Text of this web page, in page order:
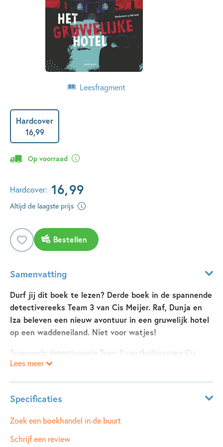
Leesfragment
Hardcover
16,99
Op voorraad
Hardcover: 16,99
Altijd de laagste prijs
Bestellen
Samenvatting
Durf jij dit boek te lezen? Derde boek in de spannende
detectivereeks Team 3 van Cis Meijer. Raf, Dunja en
Iza beleven een nieuw avontuur in een gruwelijk hotel
op een waddeneiland. Niet voor watjes!
Spannende detectiveserie Team 3 van thrillerauteur Cis
Meijer voor kinderen vanaf 9 jaar. Dit is het derde boek uit
Het gruwelijke hotel
naar Texel. Drie dagen lang spelen ze er een spannend spel.
Eindelijk zullen ze ‘het schoolgeheim’ weten dat alleen
achtste groepers kennen. Supertof, hoewel Raf zwaar baalt
Lees meer
Specificaties
Leeftijdsindicatie: 9 - 12 jaar
ISBN:
9789048743759
Zoek een boekhandel in de buurt
Schrijf een review